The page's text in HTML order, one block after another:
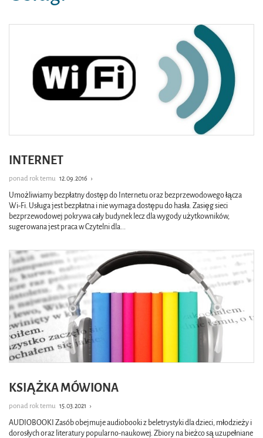
INTERNET
ponad rok temu 12.09.2016 ›
Umożliwiamy bezpłatny dostęp do Internetu oraz bezprzewodowego łącza
Wi-Fi. Usługa jest bezpłatna i nie wymaga dostępu do hasła. Zasięg sieci
bezprzewodowej pokrywa cały budynek lecz dla wygody użytkowników,
sugerowana jest praca w Czytelni dla...
KSIĄŻKA MÓWIONA
ponad rok temu 15.03.2021 ›
AUDIOBOOKI Zasób obejmuje audiobooki z beletrystyki dla dzieci, młodzieży i
dorosłych oraz literatury popularno-naukowej. Zbiory na bieżco są uzupełniane